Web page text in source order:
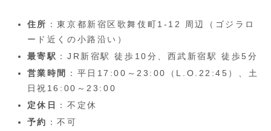
住所 ：東京都新宿区歌舞伎町1-12 周辺（ゴジラロ
ード近くの小路沿い）
最寄駅 ：JR新宿駅 徒歩10分、西武新宿駅 徒歩5分
営業時間
：平日17:00～23:00（L.O.22:45）、土
日祝16:00～23:00
定休日
：不定休
予約 ：不可